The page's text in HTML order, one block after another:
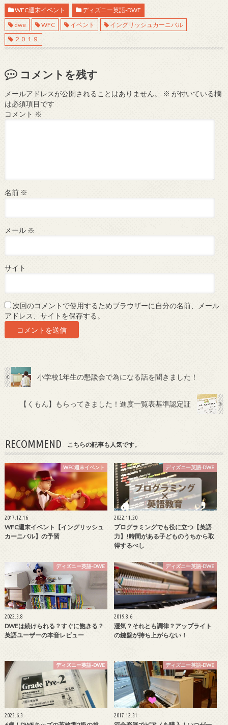
WFC週末イベント
ディズニー英語-DWE
dwe
WFC イベント
イングリッシュカーニバル
２０１９
コメントを残す
メールアドレスが公開されることはありません。 ※ が付いている欄
は必須項目です
コメント ※
名前 ※
メール ※
サイト
次回のコメントで使用するためブラウザーに自分の名前、メール
アドレス、サイトを保存する。
小学校1年生の懇談会で為になる話を聞きました！
【くもん】もらってきました！進度一覧表基準認定証
RECOMMEND こちらの記事も人気です。
WFC週末イベント
2017.12.16
WFC週末イベント【イングリッシュ
カーニバル】の予習
ディズニー英語-DWE
2022.11.20
プログラミングでも役に立つ【英語
力】!時間がある子どものうちから取
得するべし
ディズニー英語-DWE
2022.3.8
DWEは続けられる？すぐに飽きる？
英語ユーザーの本音レビュー
ディズニー英語-DWE
2019.8.6
湿気？それとも調律？アップライト
の鍵盤が持ち上がらない！
ディズニー英語-DWE
2023.6.3
ディズニー英語-DWE
2017.12.31